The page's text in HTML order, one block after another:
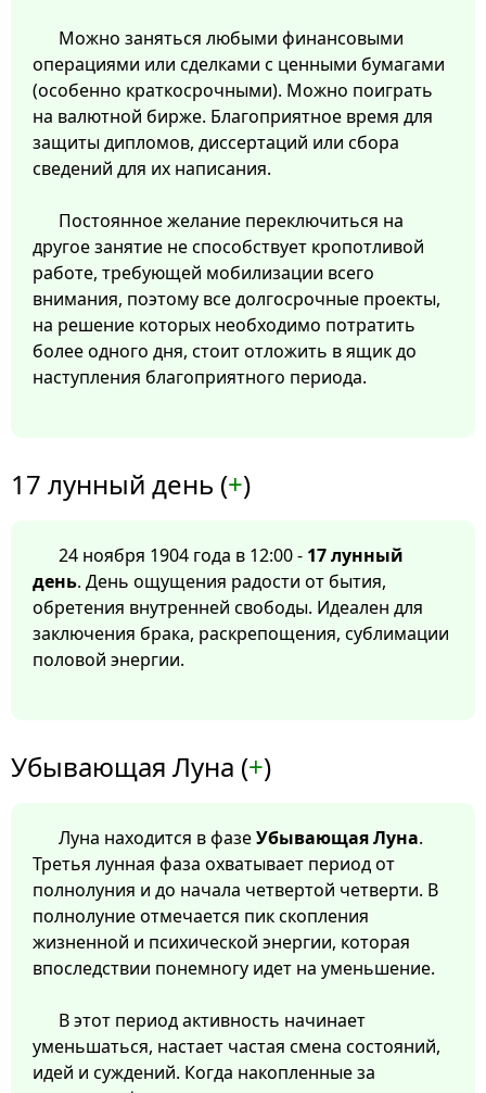
Можно заняться любыми финансовыми
операциями или сделками с ценными бумагами
(особенно краткосрочными). Можно поиграть
на валютной бирже. Благоприятное время для
защиты дипломов, диссертаций или сбора
сведений для их написания.
Постоянное желание переключиться на
другое занятие не способствует кропотливой
работе, требующей мобилизации всего
внимания, поэтому все долгосрочные проекты,
на решение которых необходимо потратить
более одного дня, стоит отложить в ящик до
наступления благоприятного периода.
17 лунный день (+)
24 ноября 1904 года в 12:00 - 17 лунный
день. День ощущения радости от бытия,
обретения внутренней свободы. Идеален для
заключения брака, раскрепощения, сублимации
половой энергии.
Убывающая Луна (+)
Луна находится в фазеУбывающая Луна.
Третья лунная фаза охватывает период от
полнолуния и до начала четвертой четверти. В
полнолуние отмечается пик скопления
жизненной и психической энергии, которая
впоследствии понемногу идет на уменьшение.
В этот период активность начинает
уменьшаться, настает частая смена состояний,
идей и суждений. Когда накопленные за